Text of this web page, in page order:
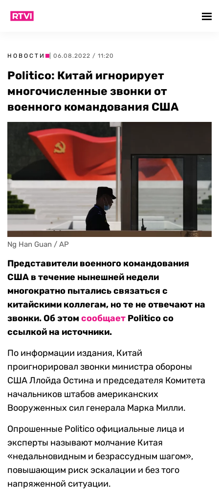
НОВОСТИ | 06.08.2022 / 11:20
Politico: Китай игнорирует
многочисленные звонки от
военного командования США
Ng Han Guan / AP
Представители военного командования
США в течение нынешней недели
многократно пытались связаться с
китайскими коллегам, но те не отвечают на
звонки. Об этом сообщает Politico со
ссылкой на источники.
По информации издания, Китай
проигнорировал звонки министра обороны
США Ллойда Остина и председателя Комитета
начальников штабов американских
Вооруженных сил генерала Марка Милли.
Опрошенные Politico официальные лица и
эксперты называют молчание Китая
«недальновидным и безрассудным шагом»,
повышающим риск эскалации и без того
напряженной ситуации.